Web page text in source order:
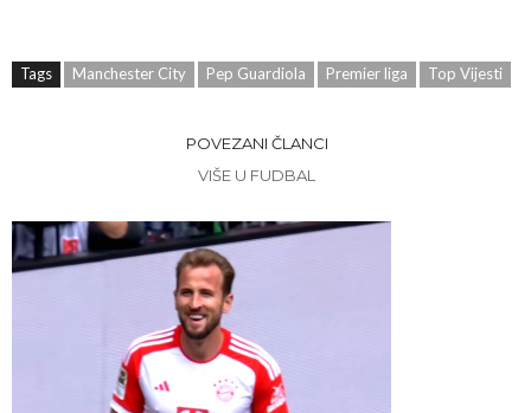
Tags Manchester City Pep Guardiola Premier liga Top Vijesti
POVEZANI ČLANCI
VIŠE U FUDBAL